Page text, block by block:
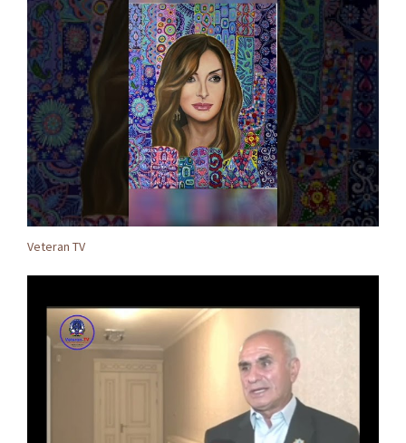
Veteran TV